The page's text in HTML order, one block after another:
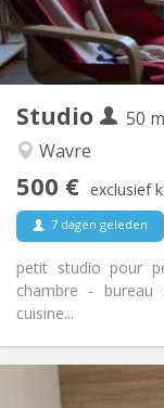
Studio
50
Wavre
500 € exclusief
7 dagen geleden
petit studio pour
chambre -
cuisine...